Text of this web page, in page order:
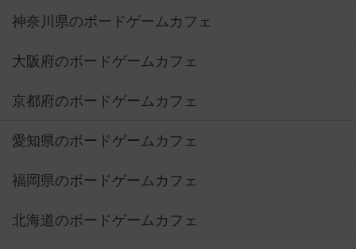
神奈川県のボードゲームカフェ
大阪府のボードゲームカフェ
京都府のボードゲームカフェ
愛知県のボードゲームカフェ
福岡県のボードゲームカフェ
北海道のボードゲームカフェ